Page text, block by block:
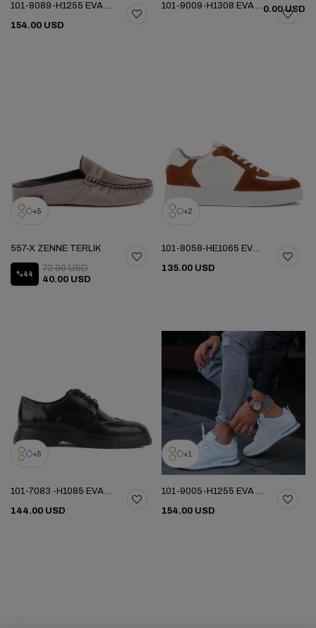
101-8089-H1255 EVA YENI SEZON AYK
154.00 USD
101-9009-H1308 EVA YENI SEZON AYK0.00 USD
5
557-X ZENNE TERLIK
%44
40.00 USD
72.00 USD
2
101-8058-HE1065 EVA YENI SEZON AYK
135.00 USD
5
101-7083 -H1085 EVA MERDANE AYAKKABI
144.00 USD
1
101-9005-H1255 EVA YENI SEZON AYK
154.00 USD